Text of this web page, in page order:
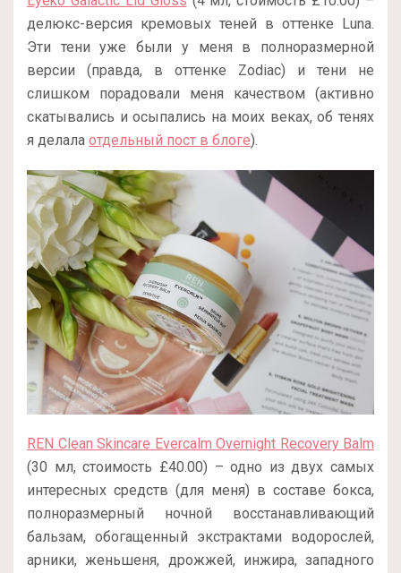
делюкс-версия кремовых теней в оттенке Luna.
Эти тени уже были у меня в полноразмерной
версии (правда, в оттенке Zodiac) и тени не
слишком порадовали меня качеством (активно
скатывались и осыпались на моих веках, об тенях
я делала отдельный пост в блоге).
REN Clean Skincare Evercalm Overnight Recovery Balm
(30 мл, стоимость £40.00) – одно из двух самых
интересных средств (для меня) в составе бокса,
полноразмерный ночной восстанавливающий
бальзам, обогащенный экстрактами водорослей,
арники, женьшеня, дрожжей, инжира, западного